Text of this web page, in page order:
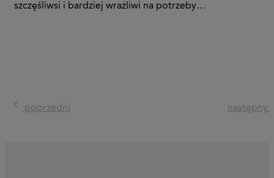
szczęśliwsi i bardziej wrażliwi na potrzeby…
poprzedni następny